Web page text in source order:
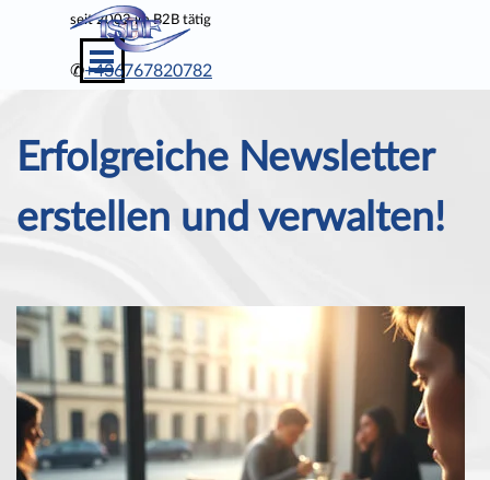
Direkt zum Seiteninhalt
✆+436767820782
seit 2002 im B2B tätig
Menü überspringen
Erfolgreiche Newsletter
erstellen und verwalten!